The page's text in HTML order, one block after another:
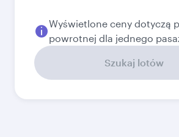
Wyświetlone ceny dotyczą
powrotnej dla jednego
Szukaj lotów